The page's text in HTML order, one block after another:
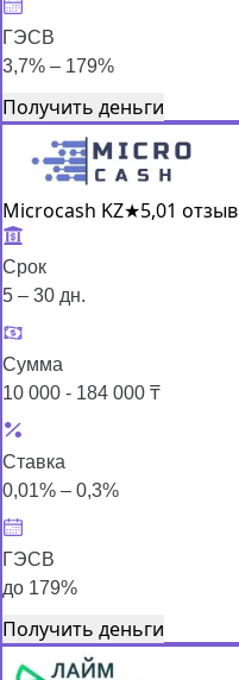
ГЭСВ
3,7% – 179%
Получить деньги
Microcash KZ★5,01 отзыв
Срок
5 – 30 дн.
Сумма
10 000 - 184 000 ₸
Ставка
0,01% – 0,3%
ГЭСВ
до 179%
Получить деньги